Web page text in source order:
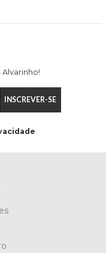
INSCREVER-SE